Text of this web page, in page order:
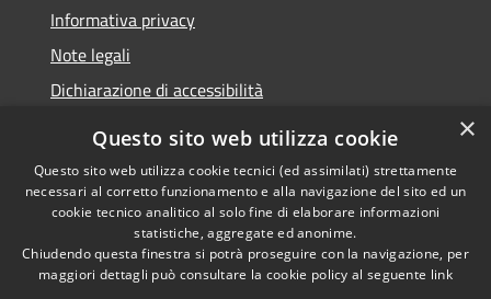
Informativa privacy
Note legali
Dichiarazione di accessibilità
RSS
Privacy
Cookie
Copyright © 2026 • Comune di
Nova Milanese • Powered by
Municipium•Accesso
redazione
×
Questo sito web utilizza cookie
Questo sito web utilizza cookie tecnici (ed assimilati) strettamente
necessari al corretto funzionamento e alla navigazione del sito ed un
cookie tecnico analitico al solo fine di elaborare informazioni
statistiche, aggregate ed anonime.
Chiudendo questa finestra si potrà proseguire con la navigazione, per
maggiori dettagli può consultare la cookie policy al seguente link